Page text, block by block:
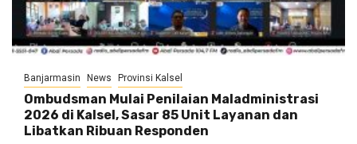
Banjarmasin News Provinsi Kalsel
Ombudsman Mulai Penilaian Maladministrasi
2026 di Kalsel, Sasar 85 Unit Layanan dan
Libatkan Ribuan Responden